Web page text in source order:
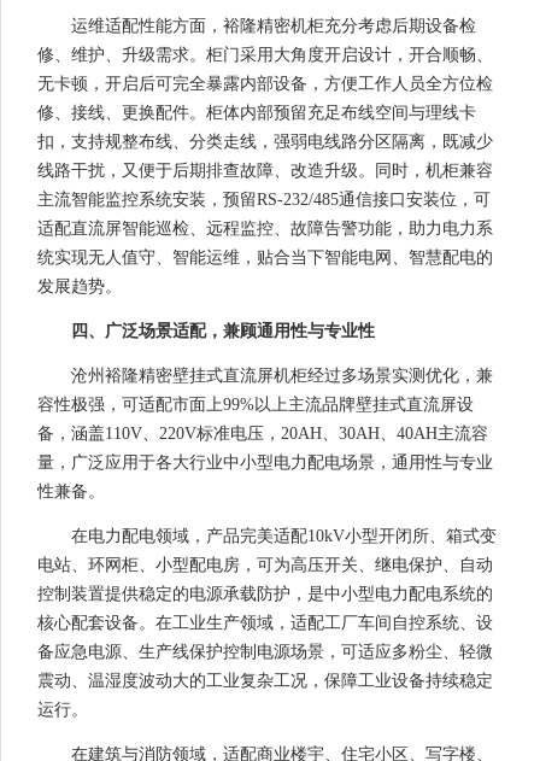
运维适配性能方面，裕隆精密机柜充分考虑后期设备检
修、维护、升级需求。柜门采用大角度开启设计，开合顺畅、
无卡顿，开启后可完全暴露内部设备，方便工作人员全方位检
修、接线、更换配件。柜体内部预留充足布线空间与理线卡
扣，支持规整布线、分类走线，强弱电线路分区隔离，既减少
线路干扰，又便于后期排查故障、改造升级。同时，机柜兼容
主流智能监控系统安装，预留RS-232/485通信接口安装位，可
适配直流屏智能巡检、远程监控、故障告警功能，助力电力系
统实现无人值守、智能运维，贴合当下智能电网、智慧配电的
发展趋势。
四、广泛场景适配，兼顾通用性与专业性
沧州裕隆精密壁挂式直流屏机柜经过多场景实测优化，兼
容性极强，可适配市面上99%以上主流品牌壁挂式直流屏设
备，涵盖110V、220V标准电压，20AH、30AH、40AH主流容
量，广泛应用于各大行业中小型电力配电场景，通用性与专业
性兼备。
在电力配电领域，产品完美适配10kV小型开闭所、箱式变
电站、环网柜、小型配电房，可为高压开关、继电保护、自动
控制装置提供稳定的电源承载防护，是中小型电力配电系统的
核心配套设备。在工业生产领域，适配工厂车间自控系统、设
备应急电源、生产线保护控制电源场景，可适应多粉尘、轻微
震动、温湿度波动大的工业复杂工况，保障工业设备持续稳定
运行。
在建筑与消防领域，适配商业楼宇、住宅小区、写字楼、